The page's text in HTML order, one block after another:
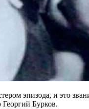
эпизода, и это
Бурков.